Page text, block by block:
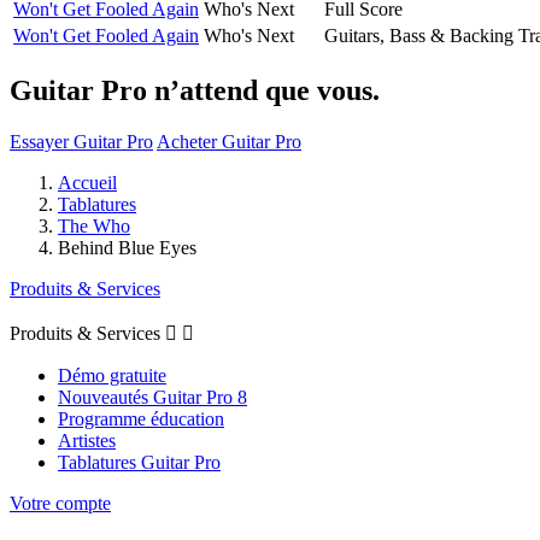
Won't Get Fooled Again Who's Next
Full Score
Won't Get Fooled Again Who's Next Guitars, Bass & Backing
Guitar Pro n’attend que vous.
Essayer Guitar Pro Acheter Guitar Pro
Accueil
Tablatures
The Who
Behind Blue Eyes
Produits & Services
Produits & Services  
Démo gratuite
Nouveautés Guitar Pro 8
Programme éducation
Artistes
Tablatures Guitar Pro
Votre compte